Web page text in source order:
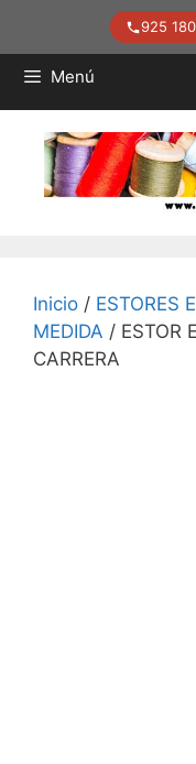
Saltar
contenido
925
Menú
Inicio / ESTORES
MEDIDA / ESTOR
CARRERA